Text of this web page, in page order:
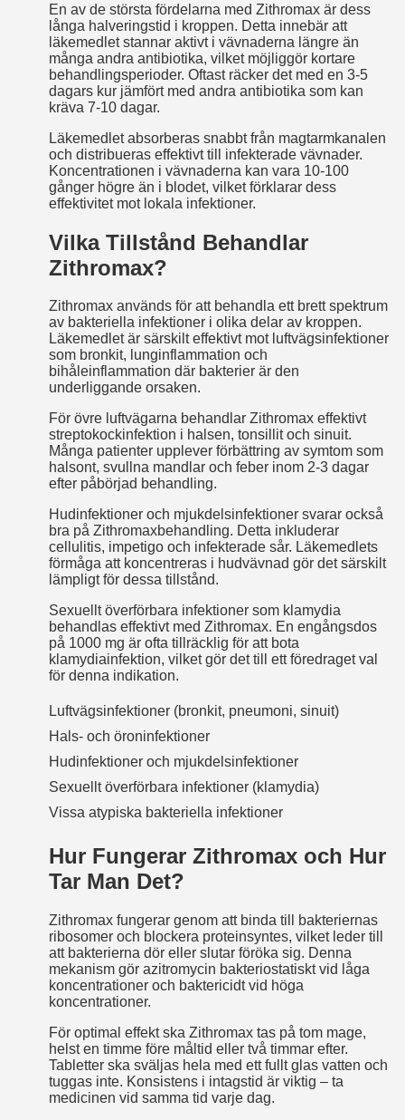
En av de största fördelarna med Zithromax är dess
långa halveringstid i kroppen. Detta innebär att
läkemedlet stannar aktivt i vävnaderna längre än
många andra antibiotika, vilket möjliggör kortare
behandlingsperioder. Oftast räcker det med en 3-5
dagars kur jämfört med andra antibiotika som kan
kräva 7-10 dagar.
Läkemedlet absorberas snabbt från mag­tarmkanalen
och distribueras effektivt till infekterade vävnader.
Koncentrationen i vävnaderna kan vara 10-100
gånger högre än i blodet, vilket förklarar dess
effektivitet mot lokala infektioner.
Vilka Tillstånd Behandlar
Zithromax?
Zithromax används för att behandla ett brett spektrum
av bakteriella infektioner i olika delar av kroppen.
Läkemedlet är särskilt effektivt mot luftvägsinfektioner
som bronkit, lunginflammation och
bihåleinflammation där bakterier är den
underliggande orsaken.
För övre luftvägarna behandlar Zithromax effektivt
streptokockinfektion i halsen, tonsillit och sinuit.
Många patienter upplever förbättring av symtom som
halsont, svullna mandlar och feber inom 2-3 dagar
efter påbörjad behandling.
Hudinfektioner och mjukdelsinfektioner svarar också
bra på Zithromax­behandling. Detta inkluderar
cellulitis, impetigo och infekterade sår. Läkemedlets
förmåga att koncentreras i hudvävnad gör det särskilt
lämpligt för dessa tillstånd.
Sexuellt överförbara infektioner som klamydia
behandlas effektivt med Zithromax. En engångsdos
på 1000 mg är ofta tillräcklig för att bota
klamydiainfektion, vilket gör det till ett föredraget val
för denna indikation.
Luftvägsinfektioner (bronkit, pneumoni, sinuit)
Hals- och öroninfektioner
Hudinfektioner och mjukdelsinfektioner
Sexuellt överförbara infektioner (klamydia)
Vissa atypiska bakteriella infektioner
Hur Fungerar Zithromax och Hur
Tar Man Det?
Zithromax fungerar genom att binda till bakteriernas
ribosomer och blockera proteinsyntes, vilket leder till
att bakterierna dör eller slutar föröka sig. Denna
mekanism gör azitromycin bakteriostatiskt vid låga
koncentrationer och baktericidt vid höga
koncentrationer.
För optimal effekt ska Zithromax tas på tom mage,
helst en timme före måltid eller två timmar efter.
Tabletter ska sväljas hela med ett fullt glas vatten och
tuggas inte. Konsistens i intagstid är viktig – ta
medicinen vid samma tid varje dag.